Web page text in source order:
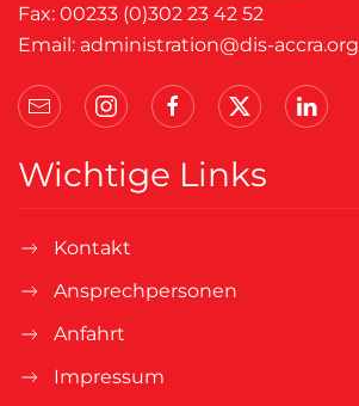
Fax: 00233 (0)302 23 42 52
Email: administration@dis-accra.org
Wichtige Links
Kontakt
Ansprechpersonen
Anfahrt
Impressum